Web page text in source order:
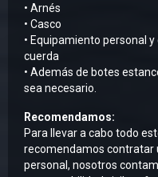
• Arnés
• Casco
• Equipamiento personal
cuerda
• Además de botes
sea necesario.
Recomendamos:
Para llevar a cabo todo
recomendamos contratar
personal, nosotros